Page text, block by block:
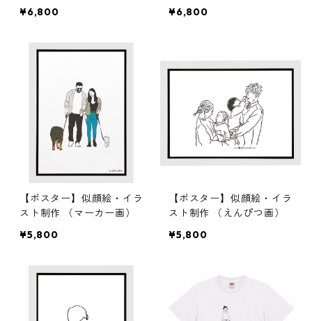
画）
¥6,800
画）
¥6,800
【ポスター】似顔絵・イラ
スト制作 （マーカー画）
¥5,800
【ポスター】似顔絵・イラ
スト制作 （えんぴつ画）
¥5,800